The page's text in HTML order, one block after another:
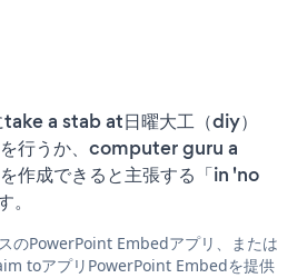
a stab at日曜大工（diy）
行うか、computer guru a
成できると主張する「in 'no
のPowerPoint Embedアプリ、または
toアプリPowerPoint Embedを提供